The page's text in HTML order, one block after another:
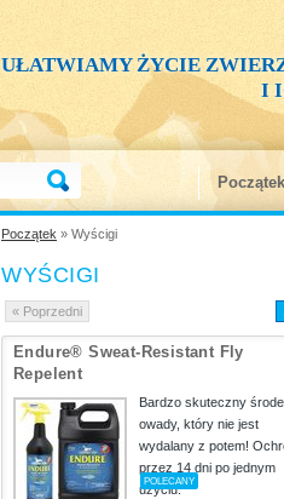
UŁATWIAMY ŻYCIE
I
Początek
Początek » Wyścigi
WYŚCIGI
« Poprzedni
Endure® Sweat-Resistant Fly
Repelent
Bardzo skuteczny
owady, który nie jest
wydalany z potem!
przez 14 dni po jednym
użyciu.
POLECANY